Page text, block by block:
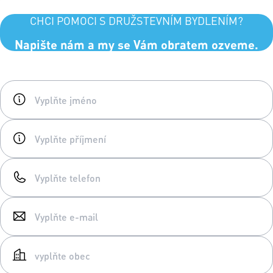
CHCI POMOCI S DRUŽSTEVNÍM BYDLENÍM?
Napište nám a my se Vám obratem ozveme.